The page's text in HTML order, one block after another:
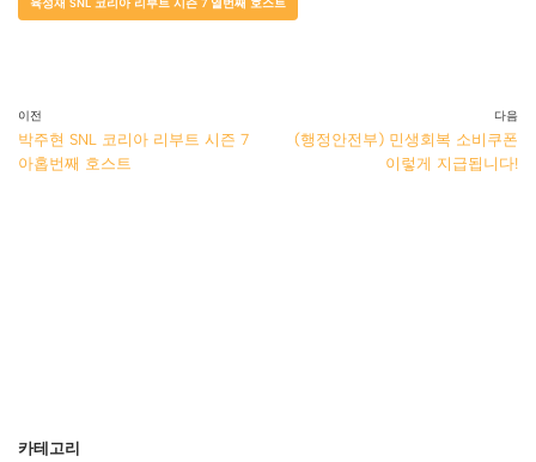
육성재 SNL 코리아 리부트 시즌 7 열번째 호스트
이전
박주현 SNL 코리아 리부트 시즌 7
아홉번째 호스트
다음
(행정안전부) 민생회복 소비쿠폰
이렇게 지급됩니다!
카테고리